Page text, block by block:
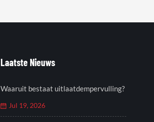
Laatste Nieuws
Waaruit bestaat uitlaatdempervulling?
Jul 19, 2026